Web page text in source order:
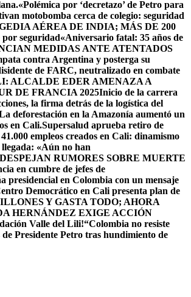
«Polémica por ‘decretazo’ de Petro para
motobomba cerca de colegio: seguridad
AÉREA DE INDIA; MÁS DE 200
por seguridad«Aniversario fatal: 35 años de
MEDIDAS ANTE ATENTADOS
contra Argentina y posterga su
de FARC, neutralizado en combate
ALCALDE EDER AMENAZA A
DE FRANCIA 2025Inicio de la carrera
la firma detrás de la logística del
deforestación en la Amazonía aumentó un
en Cali.Supersalud aprueba retiro de
empleos creados en Cali: dinamismo
«Aún no han
DESPEJAN RUMORES SOBRE MUERTE
en cumbre de jefes de
presidencial en Colombia con un mensaje
Democrático en Cali presenta plan de
Y GASTA TODO; AHORA
HERNÁNDEZ EXIGE ACCIÓN
Valle del Lili!“Colombia no resiste
Presidente Petro tras hundimiento de